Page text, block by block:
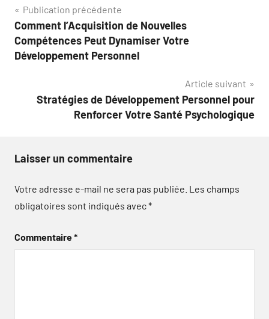
Navigation
de
l’article
Publication précédente
Comment l’Acquisition de Nouvelles
Compétences Peut Dynamiser Votre
Développement Personnel
Article suivant
Stratégies de Développement Personnel pour
Renforcer Votre Santé Psychologique
Laisser un commentaire
Votre adresse e-mail ne sera pas publiée. Les champs
obligatoires sont indiqués avec*
Commentaire*